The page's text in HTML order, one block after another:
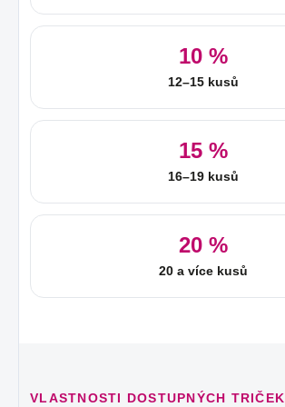
10 %
12–15 kusů
15 %
16–19 kusů
20 %
20 a více kusů
VLASTNOSTI DOSTUPNÝCH TRIČEK